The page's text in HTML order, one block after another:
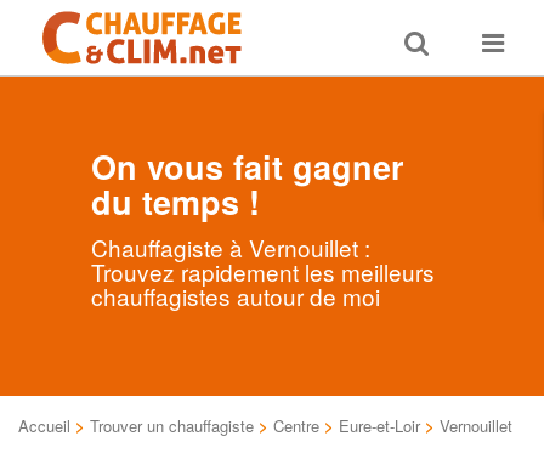
Toggle
search
Toggle
On vous fait gagner
du temps !
Chauffagiste à Vernouillet :
Trouvez rapidement les meilleurs
chauffagistes autour de moi
Accueil > Trouver un chauffagiste > Centre > Eure-et-Loir > Vernouillet